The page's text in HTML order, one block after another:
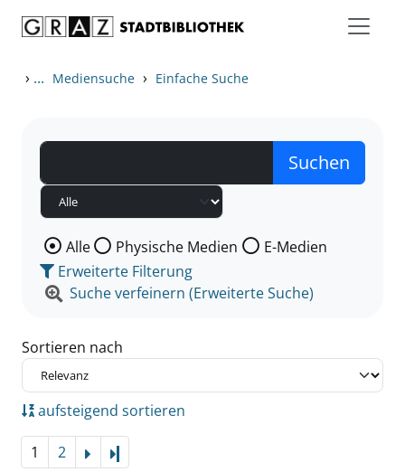
› ... Mediensuche › Einfache Suche
Wählen Sie die Medienart nach der Sie suchen wollen.
Alle Physische Medien
E-Medien
Erweiterte Filterung
Suche verfeinern (Erweiterte Suche)
Sortieren nach
aufsteigend sortieren
1 2